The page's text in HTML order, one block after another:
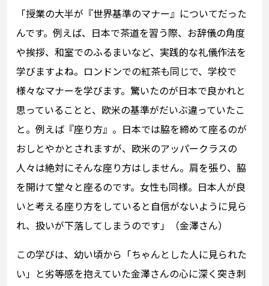
「授業の大半が『世界基準のマナー』についてだった
んです。例えば、日本で茶道を習う際、お辞儀の角度
や挨拶、和室でのふるまいなど、実践的な礼儀作法を
学びますよね。ロンドンでの紅茶も同じで、学校で
様々なマナーを学びます。驚いたのが日本で良かれと
思っていることと、欧米の基準がだいぶ違っていたこ
と。例えば『座り方』。日本では脇を締めて座るのが
おしとやかとされますが、欧米のアッパークラスの
人々は絶対にそんな座り方はしません。肩を張り、脇
を開けて堂々と座るのです。女性も同様。日本人が良
いと考える座り方をしていると自信がないように見ら
れ、扱いが下落してしまうのです」（金澤さん）
この学びは、幼い頃から「ちゃんとした人に見られた
い」と劣等感を抱えていた金澤さんの心に深く突き刺